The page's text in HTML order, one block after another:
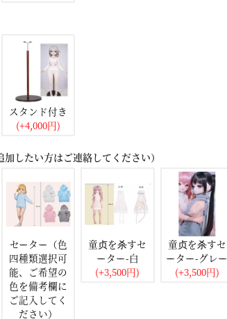
スタンド付き
(+4,000円)
したい方はご連絡してください）
セーター（色
四種類選択可
能、ご希望の
色を備考欄に
ご記入してく
ださい）
童贞を杀すセ
ーター-白
(+3,500円)
童贞を杀すセ
ーター-グレー
(+3,500円)